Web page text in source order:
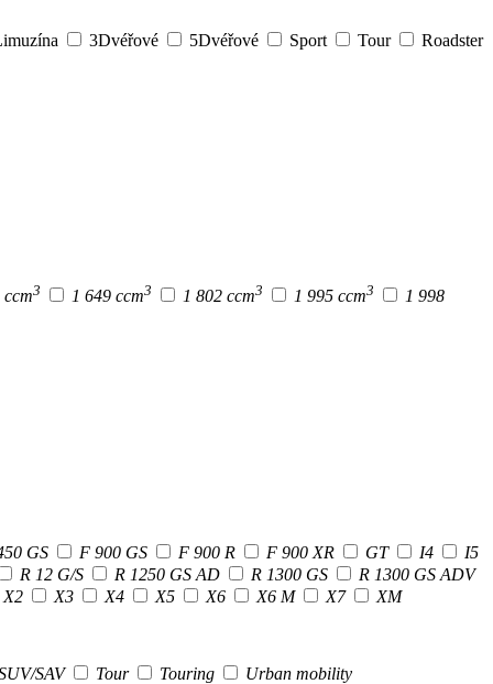
3Dvéřové 5Dvéřové Sport Tour Roadster
ccm3 1 649 ccm3 1 802 ccm3 1 995 ccm3 1 998
GS F 900 GS F 900 R F 900 XR GT I4
I5
R 12 G/S
R 1250 GS AD R 1300 GS
R 1300 GS ADV
X2
X3 X4 X5 X6 X6 M X7 XM
SAV Tour Touring Urban mobility